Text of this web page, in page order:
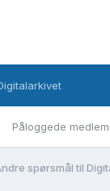
Påloggede
spørsmål til